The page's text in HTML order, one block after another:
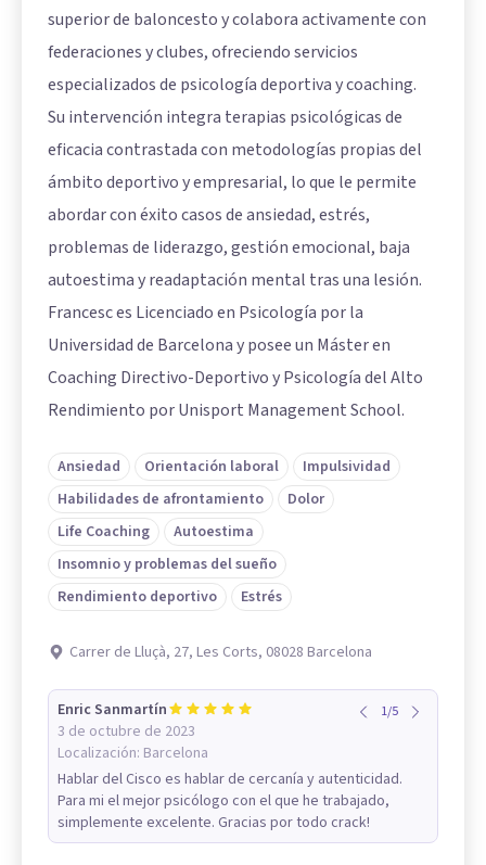
superior de baloncesto y colabora activamente con
federaciones y clubes, ofreciendo servicios
especializados de psicología deportiva y coaching.
Su intervención integra terapias psicológicas de
eficacia contrastada con metodologías propias del
ámbito deportivo y empresarial, lo que le permite
abordar con éxito casos de ansiedad, estrés,
problemas de liderazgo, gestión emocional, baja
autoestima y readaptación mental tras una lesión.
Francesc es Licenciado en Psicología por la
Universidad de Barcelona y posee un Máster en
Coaching Directivo-Deportivo y Psicología del Alto
Rendimiento por Unisport Management School.
Ansiedad Orientación laboral
Impulsividad
Habilidades de afrontamiento
Dolor
Life Coaching
Autoestima
Insomnio y problemas del sueño
Rendimiento deportivo
Estrés
Carrer de Lluçà, 27, Les Corts, 08028 Barcelona
Enric Sanmartín
3 de octubre de 2023
Localización: Barcelona
1/5
Hablar del Cisco es hablar de cercanía y autenticidad.
Para mi el mejor psicólogo con el que he trabajado,
simplemente excelente. Gracias por todo crack!